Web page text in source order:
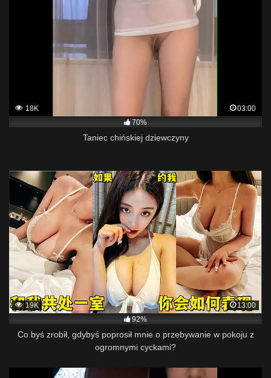
18K
03:00
70%
Taniec chińskiej dziewczyny
19K
13:00
92%
Co byś zrobił, gdybyś poprosił mnie o przebywanie w pokoju z
ogromnymi cyckami?